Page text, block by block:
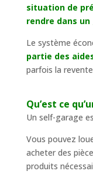
situation de
rendre dans
Le système
partie des
parfois la
Qu’est ce
Un self-garage
Vous pouvez
acheter des
produits